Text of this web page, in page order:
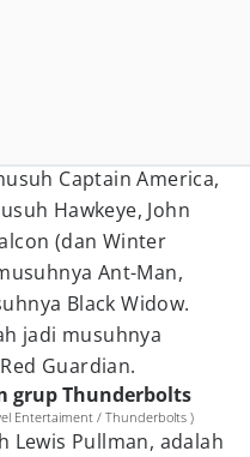
Captain America,
Hawkeye, John
(dan Winter
Ant-Man,
Black Widow.
jadi musuhnya
Guardian.
grup Thunderbolts
Entertaiment / Thunderbolts )
Lewis Pullman, adalah